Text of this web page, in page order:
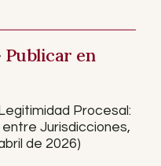
Publicar en
Procesal:
Jurisdicciones,
de 2026)